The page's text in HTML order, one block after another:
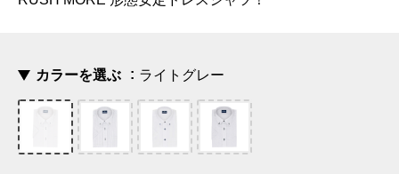
カラーを選ぶ ライトグレー